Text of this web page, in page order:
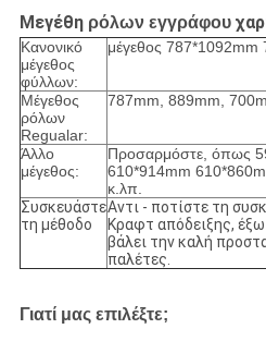
Μεγέθη ρόλων εγγράφου
Κανονικό
μέγεθος
φύλλων:
μέγεθος
Μέγεθος
ρόλων
Regualar:
787mm, 889mm,
Άλλο
μέγεθος:
Προσαρμόστε, όπως
610*914mm
κ.λπ.
Συσκευάστε
τη μέθοδο
Αντι - ποτίστε τη
Κραφτ απόδειξης, έξω
βάλει την καλή
παλέτες.
Γιατί μας επιλέξτε;